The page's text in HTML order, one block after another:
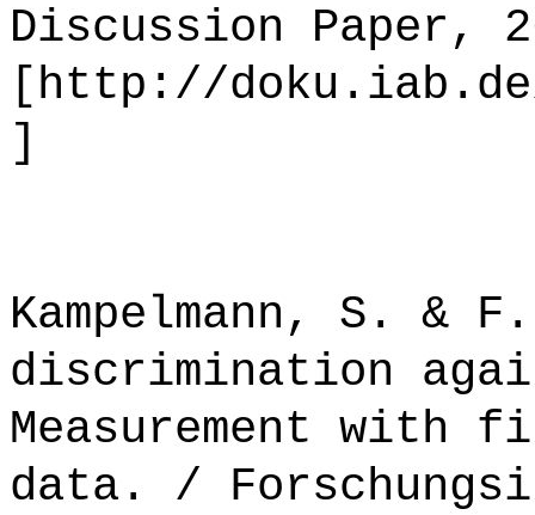
Discussion Paper,
[http://
]
Kampelmann, S. &
discrimination
Measurement
data. /